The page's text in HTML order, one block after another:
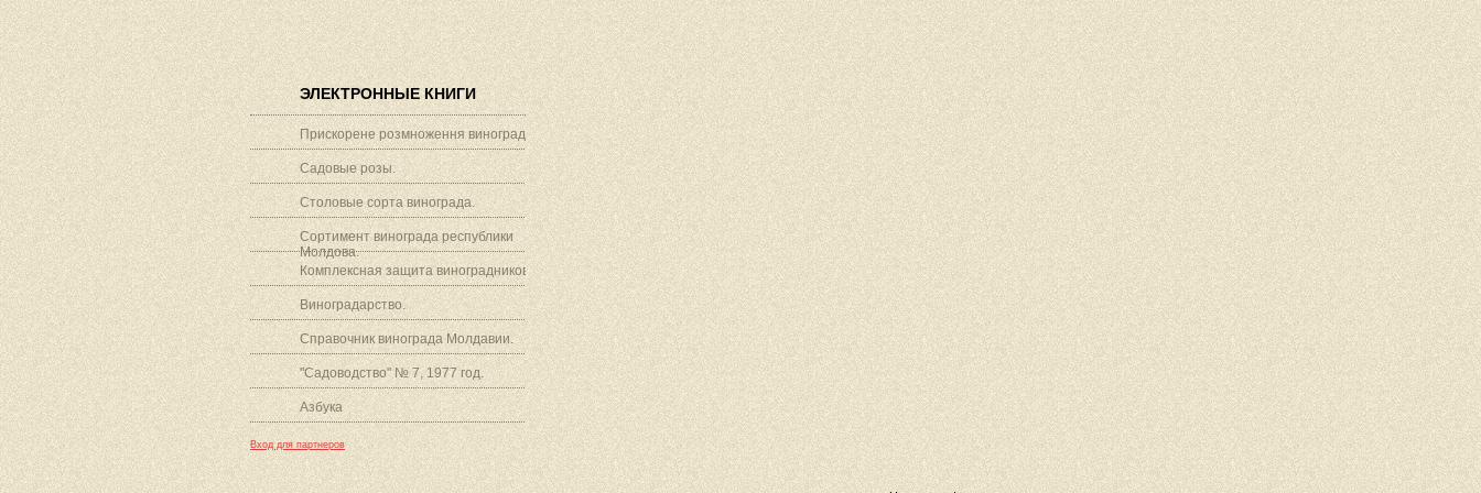
ЭЛЕКТРОННЫЕ КНИГИ
Прискорене розмноження винограду.
Садовые розы.
Столовые сорта винограда.
Сортимент винограда республики
Молдова.
Комплексная защита виноградников.
Виноградарство.
Справочник винограда Молдавии.
"Садоводство" № 7, 1977 год.
Азбука
Вход для партнеров